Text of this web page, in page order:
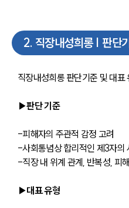
2. 직장내성희롱 | 판단
직장내성희롱 판단기준 및 대표
▶판단 기준
-피해자의 주관적 감정 고려
-사회통념상 합리적인 제3자의
-직장 내 위계 관계, 반복성, 피
▶대표 유형